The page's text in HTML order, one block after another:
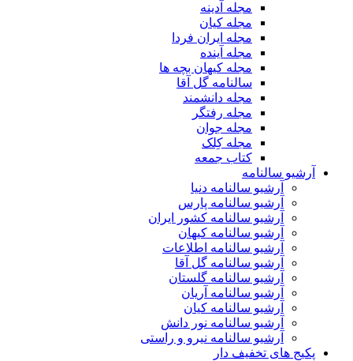
مجله آدینه
مجله کیان
مجله ایران فردا
مجله آینده
مجله کیهان بچه ها
سالنامه گل آقا
مجله دانشمند
مجله رفتگر
مجله جوان
مجله کِلک
کتاب جمعه
آرشیو سالنامه
آرشیو سالنامه دنیا
آرشیو سالنامه پارس
آرشیو سالنامه کشور ایران
آرشیو سالنامه کیهان
آرشیو سالنامه اطلاعات
آرشیو سالنامه گل آقا
آرشیو سالنامه گلستان
آرشیو سالنامه آریان
آرشیو سالنامه کیان
آرشیو سالنامه نور دانش
آرشیو سالنامه نیرو و راستی
پکیج های تخفیف دار